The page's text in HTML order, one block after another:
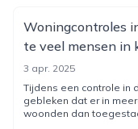
Woningcontroles
te veel mensen in
3 apr. 2025
Tijdens een controle in
gebleken dat er in
woonden dan